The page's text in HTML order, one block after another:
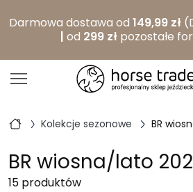
Darmowa dostawa od 149,99 zł
| od 299 złpozostałe
Kolekcje sezonowe BR
BR wiosna/lato
15 produktów